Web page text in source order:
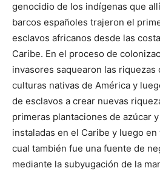
genocidio de los indígenas que
barcos españoles trajeron el
esclavos africanos desde las
Caribe. En el proceso de
invasores saquearon las riquezas
culturas nativas de América y
de esclavos a crear nuevas
primeras plantaciones de azúcar
instaladas en el Caribe y luego
cual también fue una fuente de
mediante la subyugación de la